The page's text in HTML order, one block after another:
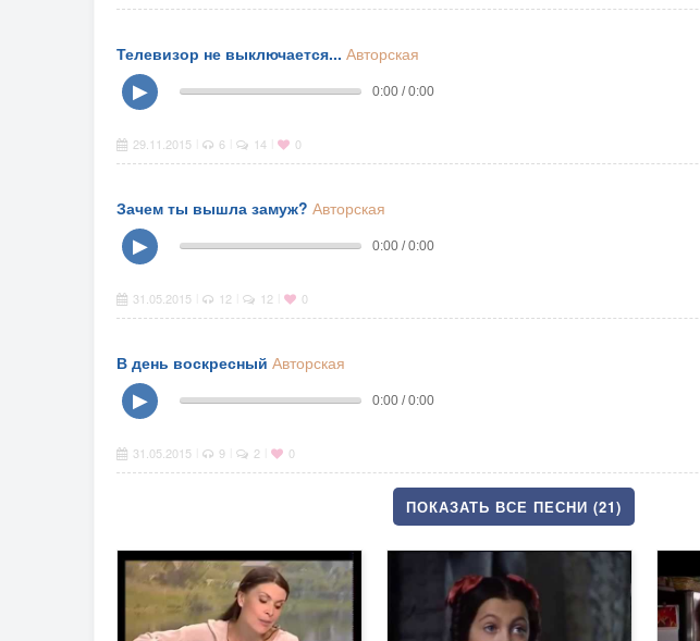
Телевизор не выключается... Авторская
▶
0:00 / 0:00
29.11.2015 6 14 0
Зачем ты вышла замуж? Авторская
▶
0:00 / 0:00
31.05.2015 12 12 0
В день воскресный Авторская
▶
0:00 / 0:00
31.05.2015 9 2 0
ПОКАЗАТЬ ВСЕ ПЕСНИ (21)